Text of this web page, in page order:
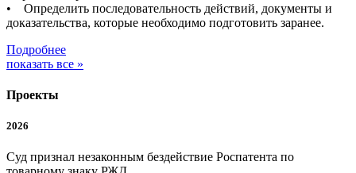
• Определить последовательность действий, документы и
доказательства, которые необходимо подготовить заранее.
Подробнее
показать все »
Проекты
2026
Суд признал незаконным бездействие Роспатента по